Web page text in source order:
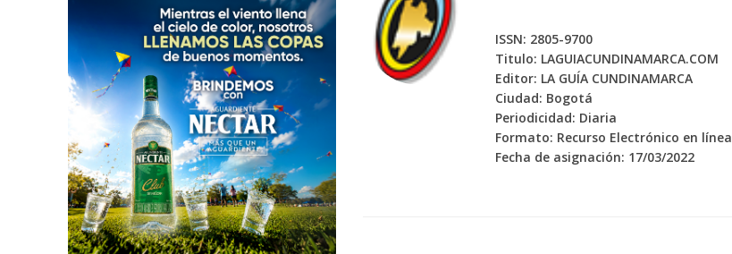
ISSN: 2805-9700
Titulo: LAGUIACUNDINAMARCA.COM
Editor: LA GUÍA CUNDINAMARCA
Ciudad: Bogotá
Periodicidad: Diaria
Formato: Recurso Electrónico en línea
Fecha de asignación: 17/03/2022